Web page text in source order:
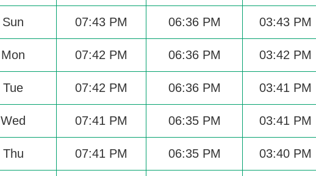
Sun 07:43 PM 06:36 PM 03:43 PM
Mon 07:42 PM 06:36 PM 03:42 PM
Tue 07:42 PM 06:36 PM 03:41 PM
Wed 07:41 PM 06:35 PM 03:41 PM
Thu 07:41 PM 06:35 PM 03:40 PM